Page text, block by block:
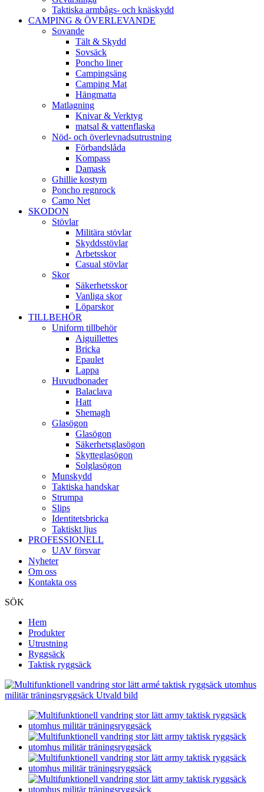
Taktiska armbågs- och knäskydd
CAMPING & ÖVERLEVANDE
Sovande
Tält & Skydd
Sovsäck
Poncho liner
Campingsäng
Camping Mat
Hängmatta
Matlagning
Knivar & Verktyg
matsal & vattenflaska
Nöd- och överlevnadsutrustning
Förbandslåda
Kompass
Damask
Ghillie kostym
Poncho regnrock
Camo Net
SKODON
Stövlar
Militära stövlar
Skyddsstövlar
Arbetsskor
Casual stövlar
Skor
Säkerhetsskor
Vanliga skor
Löparskor
TILLBEHÖR
Uniform tillbehör
Aiguillettes
Bricka
Epaulet
Lappa
Huvudbonader
Balaclava
Hatt
Shemagh
Glasögon
Glasögon
Säkerhetsglasögon
Skytteglasögon
Solglasögon
Munskydd
Taktiska handskar
Strumpa
Slips
Identitetsbricka
Taktiskt ljus
PROFESSIONELL
UAV försvar
Nyheter
Om oss
Kontakta oss
SÖK
Hem
Produkter
Utrustning
Ryggsäck
Taktisk ryggsäck